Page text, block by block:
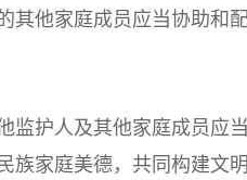
他家庭成员应当协助和
人及其他家庭成员应当
族家庭美德，共同构建文